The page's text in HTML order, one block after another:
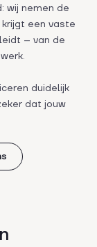
wij nemen de
een vaste
– van de
duidelijk
dat jouw